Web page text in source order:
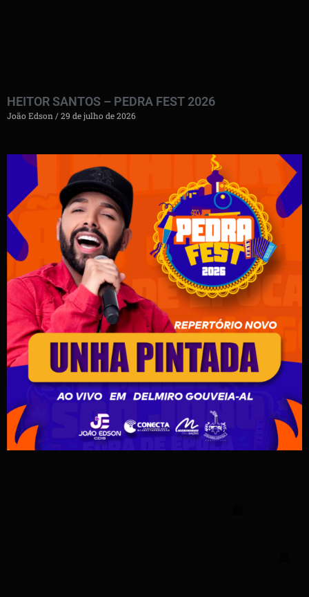
HEITOR SANTOS – PEDRA FEST 2026
João Edson 29 de julho de 2026